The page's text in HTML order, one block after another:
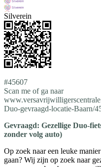
Silverein
#45607
Scan me of ga naar
Duo-gevraagd-locatie-Baarn/
Gevraagd: Gezellige Duo-
zonder volg auto)
Op zoek naar een leuke
gaan? Wij zijn op zoek naar